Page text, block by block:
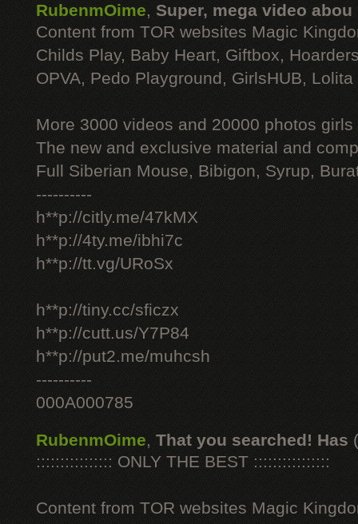
RubenmOime, Super, mega video abou
Content from TOR websites Magic
Childs Play, Baby Heart, Giftbox,
OPVA, Pedo Playground, GirlsHUB, Lolita
More 3000 videos and 20000 photos
The new and exclusive material and
Full Siberian Mouse, Bibigon, Syrup,
----------
h**p://citly.me/47kMX
h**p://4ty.me/ibhi7c
h**p://tt.vg/URoSx
h**p://tiny.cc/sficzx
h**p://cutt.us/Y7P84
h**p://put2.me/muhcsh
----------
000A000785
RubenmOime, That you searched! Has
:::::::::::::::: ONLY THE BEST ::::::::::::::::
Content from TOR websites Magic